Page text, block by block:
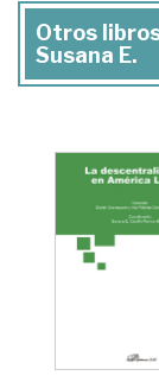
Otros
Susana E.